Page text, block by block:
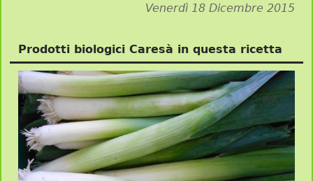
Venerdì 18 Dicembre 2015
Prodotti biologici Caresà in questa ricetta